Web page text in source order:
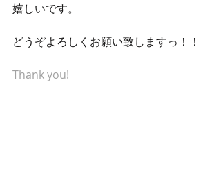
嬉しいです。
どうぞよろしくお願い致しますっ！！
Thank you!